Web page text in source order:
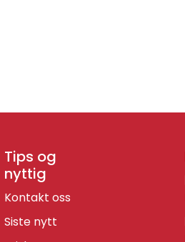
Tips og
nyttig
Kontakt oss
Siste nytt